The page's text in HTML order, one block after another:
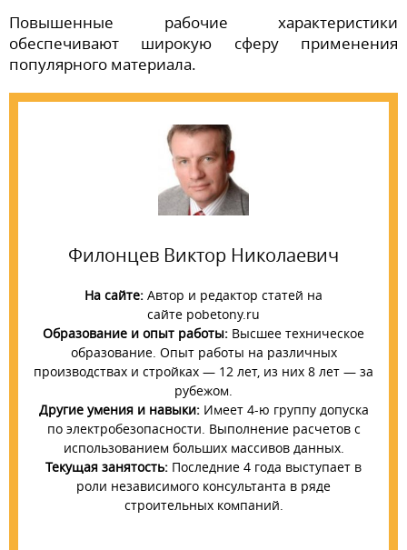
Повышенные рабочие характеристики
обеспечивают широкую сферу применения
популярного материала.
Филонцев Виктор Николаевич
На сайте: Автор и редактор статей на
сайте pobetony.ru
Образование и опыт работы: Высшее техническое
образование. Опыт работы на различных
производствах и стройках — 12 лет, из них 8 лет — за
рубежом.
Другие умения и навыки:Имеет 4-ю группу допуска
по электробезопасности. Выполнение расчетов с
использованием больших массивов данных.
Текущая занятость: Последние 4 года выступает в
роли независимого консультанта в ряде
строительных компаний.